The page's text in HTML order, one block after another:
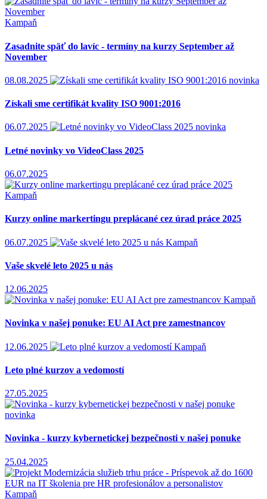
Kampaň
Zasadnite späť do lavíc - termíny na kurzy September až
November
08.08.2025 novinka
Získali sme certifikát kvality ISO 9001:2016
06.07.2025 novinka
Letné novinky vo VideoClass 2025
06.07.2025
Kampaň
Kurzy online markertingu preplácané cez úrad práce 2025
06.07.2025 Kampaň
Vaše skvelé leto 2025 u nás
12.06.2025
Kampaň
Novinka v našej ponuke: EU AI Act pre zamestnancov
12.06.2025 Kampaň
Leto plné kurzov a vedomostí
27.05.2025
novinka
Novinka - kurzy kybernetickej bezpečnosti v našej ponuke
25.04.2025
Kampaň